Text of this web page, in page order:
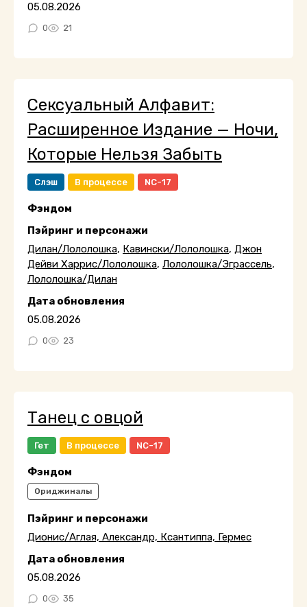
05.08.2026
0 21
Сексуальный Алфавит:
Расширенное Издание — Ночи,
Которые Нельзя Забыть
Слэш В процессе NC-17
Фэндом
Пэйринг и персонажи
Дилан/Лололошка, Кавински/Лололошка, Джон
Дейви Харрис/Лололошка, Лололошка/Эграссель,
Лололошка/Дилан
Дата обновления
05.08.2026
0 23
Танец с овцой
Гет В процессе NC-17
Фэндом
Ориджиналы
Пэйринг и персонажи
Дионис/Аглая, Александр, Ксантиппа, Гермес
Дата обновления
05.08.2026
0 35